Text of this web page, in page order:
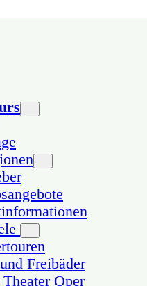
Freibäder
Oper